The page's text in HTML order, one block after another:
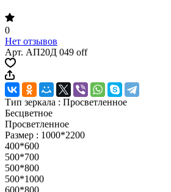
0
Нет отзывов
Арт. АП20Д 049 off
Тип зеркала : Просветленное
Бесцветное
Просветленное
Размер : 1000*2200
400*600
500*700
500*800
500*1000
600*800